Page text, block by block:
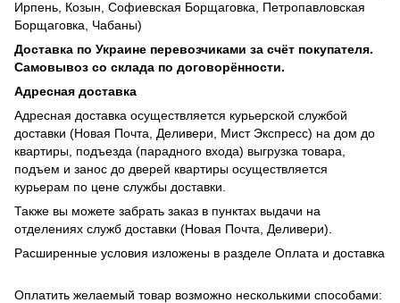
Ирпень, Козын, Софиевская Борщаговка, Петропавловская
Борщаговка, Чабаны)
Доставка по Украине перевозчиками за счёт покупателя.
Самовывоз со склада по договорённости.
Адресная доставка
Адресная доставка осуществляется курьерской службой
доставки (Новая Почта, Деливери, Мист Экспресс) на дом до
квартиры, подъезда (парадного входа) выгрузка товара,
подъем и занос до дверей квартиры осуществляется
курьерам по цене службы доставки.
Также вы можете забрать заказ в пунктах выдачи на
отделениях служб доставки (Новая Почта, Деливери).
Расширенные условия изложены в разделе Оплата и доставка
Оплатить желаемый товар возможно несколькими способами: